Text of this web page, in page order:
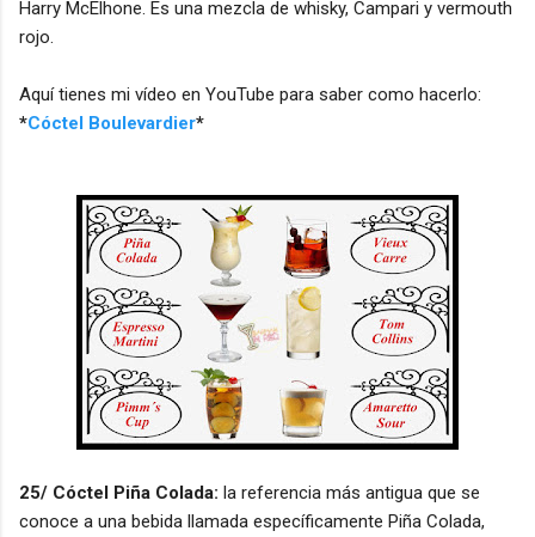
Harry McElhone. Es una mezcla de whisky, Campari y vermouth
rojo.
Aquí tienes mi vídeo en YouTube para saber como hacerlo:
*Cóctel Boulevardier*
25/ Cóctel Piña Colada: la referencia más antigua que se
conoce a una bebida llamada específicamente Piña Colada,